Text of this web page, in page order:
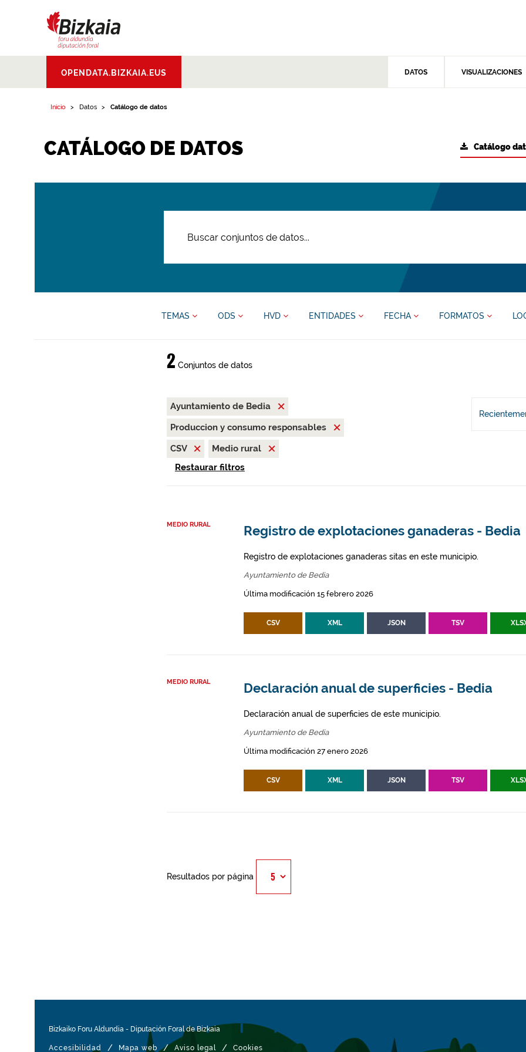
Aldundia.Diputacion
Foral de Bizkaia
OPENDATA.BIZKAIA.EUS DATOS VISUALIZACIONES
Inicio Datos Catálogo de datos
CATÁLOGO DE DATOS Catálogo
TEMAS ODS HVD ENTIDADES FECHA FORMATOS
2 Conjuntos de datos
Ayuntamiento de Bedia
Produccion y consumo responsables
CSV
Medio rural
Restaurar filtros
MEDIO RURAL Registro de explotaciones ganaderas - Bedia
Registro de explotaciones ganaderas sitas en este municipio.
Ayuntamiento de Bedia
Última modificación 15 febrero 2026
CSV XML JSON TSV
MEDIO RURAL Declaración anual de superficies - Bedia
Declaración anual de superficies de este municipio.
Ayuntamiento de Bedia
Última modificación 27 enero 2026
CSV XML JSON TSV
Resultados por página
Bizkaiko Foru Aldundia - Diputación Foral de Bizkaia
Accesibilidad / Mapa web / Aviso legal / Cookies